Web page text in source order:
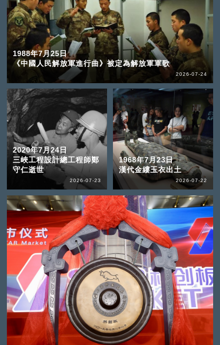
1988年7月25日
《中國人民解放軍進行曲》被定為解放軍軍歌
2026-07-24
2020年7月24日
三峽工程設計總工程師鄭
守仁逝世
2026-07-23
1968年7月23日
漢代金縷玉衣出土
2026-07-22